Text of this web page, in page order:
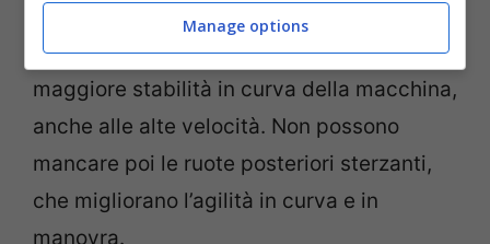
Active Ride Control, dotati di regolazione
semi-attiva del rollio che promettono una
maggiore stabilità in curva della macchina,
anche alle alte velocità. Non possono
mancare poi le ruote posteriori sterzanti,
che migliorano l’agilità in curva e in
manovra.
Manage options